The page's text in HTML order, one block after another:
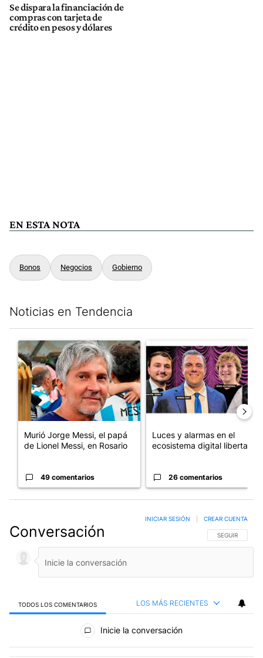
Se dispara la financiación de
compras con tarjeta de
crédito en pesos y dólares
EN ESTA NOTA
Bonos Negocios Gobierno
Noticias en Tendencia
Un artículo de tendencia con el título "Murió Jorge Messi, el
Murió Jorge Messi, el papá
de Lionel Messi, en Rosario
49 comentarios
Un artículo de tendencia con
Luces y alarmas en el
ecosistema digital libertario
26 comentarios
Conversación SIGA ESTA
SEGUIR
INICIAR SESIÓN CREAR CUENTA
TODOS LOS COMENTARIOS LOS MÁS RECIENTES
Todos los comentarios
Inicie la conversación